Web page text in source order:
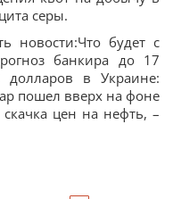
серы.
новости:Что будет с
банкира до 17
долларов в Украине:
пошел вверх на фоне
цен на нефть, –